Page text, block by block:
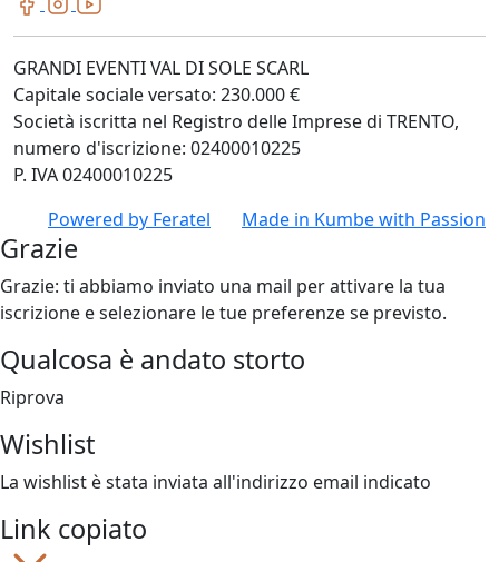
GRANDI EVENTI VAL DI SOLE SCARL
Capitale sociale versato: 230.000 €
Società iscritta nel Registro delle Imprese di TRENTO,
numero d'iscrizione: 02400010225
P. IVA 02400010225
Powered by Feratel Made in Kumbewith Passion
Grazie
Grazie: ti abbiamo inviato una mail per attivare la tua
iscrizione e selezionare le tue preferenze se previsto.
Qualcosa è andato storto
Riprova
Wishlist
La wishlist è stata inviata all'indirizzo email indicato
Link copiato